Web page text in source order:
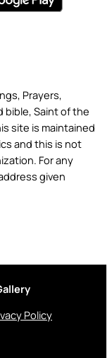
Prayers,
bible, Saint of the
site is maintained
and this is not
For any
given
Policy